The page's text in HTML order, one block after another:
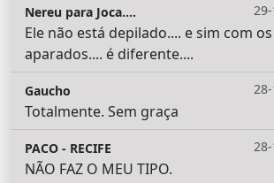
Nereu para Joca....
Ele não está depilado.... e sim com
aparados.... é diferente....
Gaucho
Totalmente. Sem graça
PACO - RECIFE
NÃO FAZ O MEU TIPO.